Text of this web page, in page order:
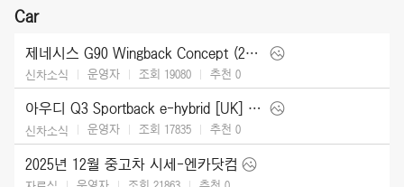
Car
제네시스 G90 Wingback Concept (2025)
신차소식 운영자 조회 19080 추천 0
아우디 Q3 Sportback e-hybrid [UK] (2026)
신차소식 운영자 조회 17835 추천 0
2025년 12월 중고차 시세-엔카닷컴